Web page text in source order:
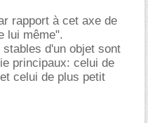
rapport à cet axe de
lui même".
d'un objet sont
principaux: celui de
celui de plus petit